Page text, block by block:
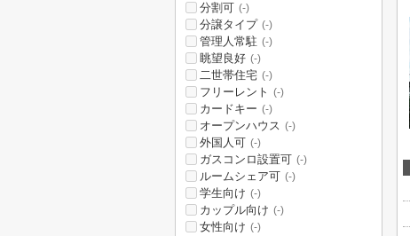
分割可 (-)
分譲タイプ (-)
管理人常駐 (-)
眺望良好 (-)
二世帯住宅 (-)
フリーレント (-)
カードキー (-)
オープンハウス (-)
外国人可 (-)
ガスコンロ設置可 (-)
ルームシェア可 (-)
学生向け (-)
カップル向け (-)
女性向け (-)